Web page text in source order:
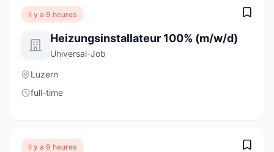
il y a 9 heures
Heizungsinstallateur 100% (m/w/d)
Universal-Job
Luzern
full-time
il y a 9 heures